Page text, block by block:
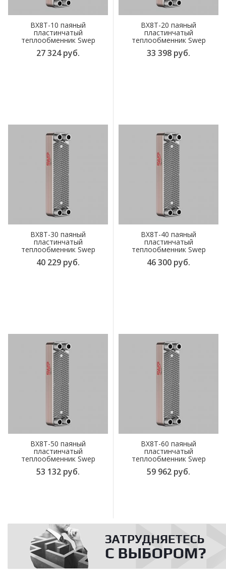
BX8T-10 паяный
пластинчатый
теплообменник Swep
27 324 руб.
BX8T-20 паяный
пластинчатый
теплообменник Swep
33 398 руб.
BX8T-30 паяный
пластинчатый
теплообменник Swep
40 229 руб.
BX8T-40 паяный
пластинчатый
теплообменник Swep
46 300 руб.
BX8T-50 паяный
пластинчатый
теплообменник Swep
53 132 руб.
BX8T-60 паяный
пластинчатый
теплообменник Swep
59 962 руб.